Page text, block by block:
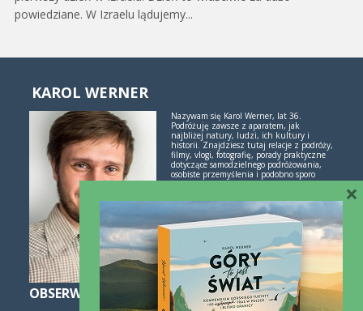
powiedziane. W Izraelu lądujemy...
KAROL WERNER
Nazywam się Karol Werner, lat 36.
Podróżuję zawsze z aparatem, jak
najbliżej natury, ludzi, ich kultury i
historii. Znajdziesz tutaj relacje z podróży,
filmy, vlogi, fotografię, porady praktyczne
dotyczące samodzielnego podróżowania,
osobiste przemyślenia i podobno sporo
inspiracji. Jeśli lubisz świetne historie i
polubimy się!
Więcej o mnie i blogu
OBSERWUJ
×